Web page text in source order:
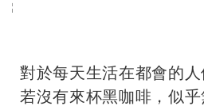
對於每天生活在都會的
若沒有來杯黑咖啡，似